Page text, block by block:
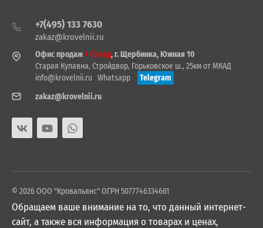
+7(495) 133 7630
zakaz@krovelnii.ru
Офис продаж+ Склад, г. Щербинка, Южная 10
Старая Купавна, Стройдвор, Горьковское ш., 25км от МКАД
info@krovelnii.ru Whatsapp
Telegram
zakaz@krovelnii.ru
© 2026 ООО "Кровальянс" ОГРН 5077746334661
Обращаем ваше внимание на то, что данный интернет-
сайт, а также вся информация о товарах и ценах,